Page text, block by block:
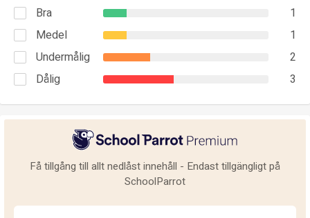
Bra
1
Medel
1
Undermålig
2
Dålig
3
Få tillgång till allt nedlåst innehåll - Endast tillgängligt på
SchoolParrot